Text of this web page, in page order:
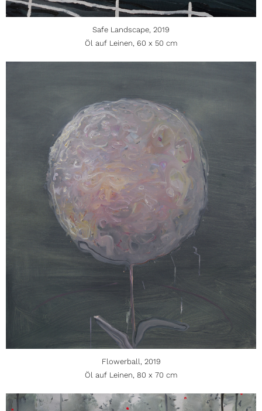
Safe Landscape, 2019
Öl auf Leinen, 60 x 50 cm
Flowerball, 2019
Öl auf Leinen, 80 x 70 cm